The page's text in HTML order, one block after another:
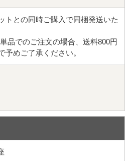
イール
イール
イール
イール
トとの同時ご購入で同梱発送いた
品でのご注文の場合、送料800円
予めご了承ください。